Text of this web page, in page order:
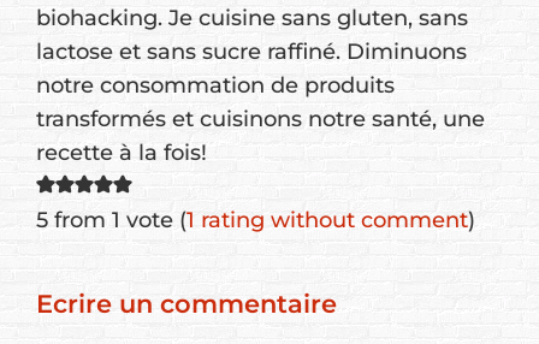
biohacking. Je cuisine sans gluten, sans
lactose et sans sucre raffiné. Diminuons
notre consommation de produits
transformés et cuisinons notre santé, une
recette à la fois!
5 from 1 vote (1 rating without comment)
Ecrire un commentaire